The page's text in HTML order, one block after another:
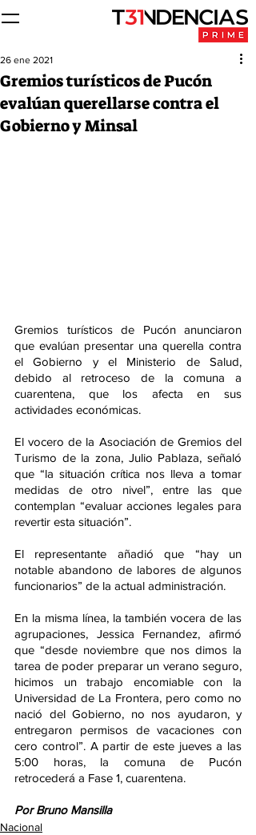
Gremios turísticos de Pucón
evalúan querellarse contra el
Gobierno y Minsal
26 ene 2021
Gremios turísticos de Pucón anunciaron
que evalúan presentar una querella contra
el Gobierno y el Ministerio de Salud,
debido al retroceso de la comuna a
cuarentena, que los afecta en sus
actividades económicas.
El vocero de la Asociación de Gremios del
Turismo de la zona, Julio Pablaza, señaló
que “la situación crítica nos lleva a tomar
medidas de otro nivel”, entre las que
contemplan “evaluar acciones legales para
revertir esta situación”.
El representante añadió que “hay un
notable abandono de labores de algunos
funcionarios” de la actual administración.
En la misma línea, la también vocera de las
agrupaciones, Jessica Fernandez, afirmó
que “desde noviembre que nos dimos la
tarea de poder preparar un verano seguro,
hicimos un trabajo encomiable con la
Universidad de La Frontera, pero como no
nació del Gobierno, no nos ayudaron, y
entregaron permisos de vacaciones con
cero control”. A partir de este jueves a las
5:00 horas, la comuna de Pucón
retrocederá a Fase 1, cuarentena.
Por Bruno Mansilla
Nacional